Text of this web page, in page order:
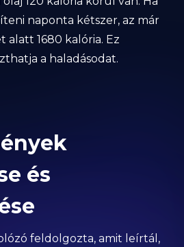
naponta kétszer, az már
alatt 1680 kalória. Ez
a haladásodat.
és
feldolgozta, amit leírtál,